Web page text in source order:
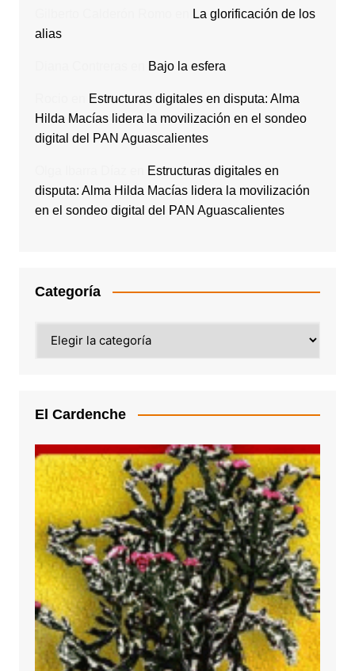
La glorificación de los
alias
Bajo la esfera
Estructuras digitales en disputa: Alma
Hilda Macías lidera la movilización en el sondeo
digital del PAN Aguascalientes
Estructuras digitales en
disputa: Alma Hilda Macías lidera la movilización
en el sondeo digital del PAN Aguascalientes
Categoría
El Cardenche